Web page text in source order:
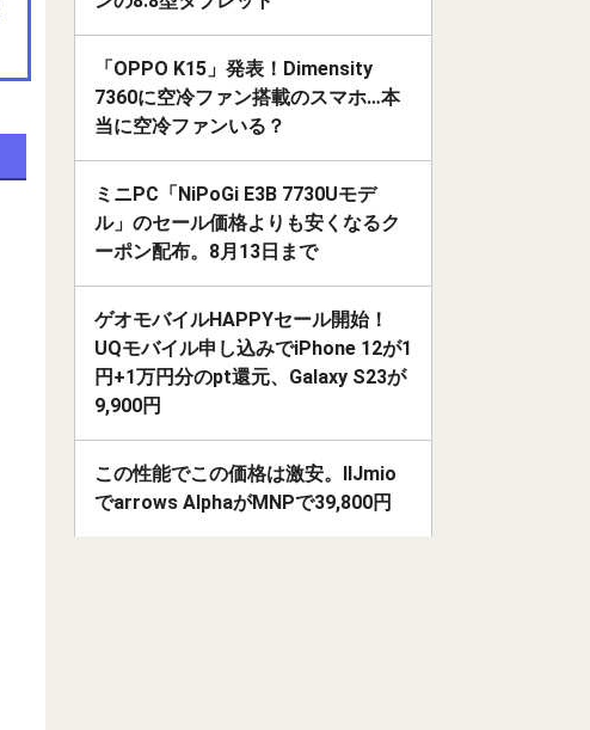
「OPPO K15」発表！Dimensity
7360に空冷ファン搭載のスマホ…本
当に空冷ファンいる？
ミニPC「NiPoGi E3B 7730Uモデ
ル」のセール価格よりも安くなるク
ーポン配布。8月13日まで
ゲオモバイルHAPPYセール開始！
UQモバイル申し込みでiPhone 12が1
円+1万円分のpt還元、Galaxy S23が
9,900円
この性能でこの価格は激安。IIJmio
でarrows AlphaがMNPで39,800円